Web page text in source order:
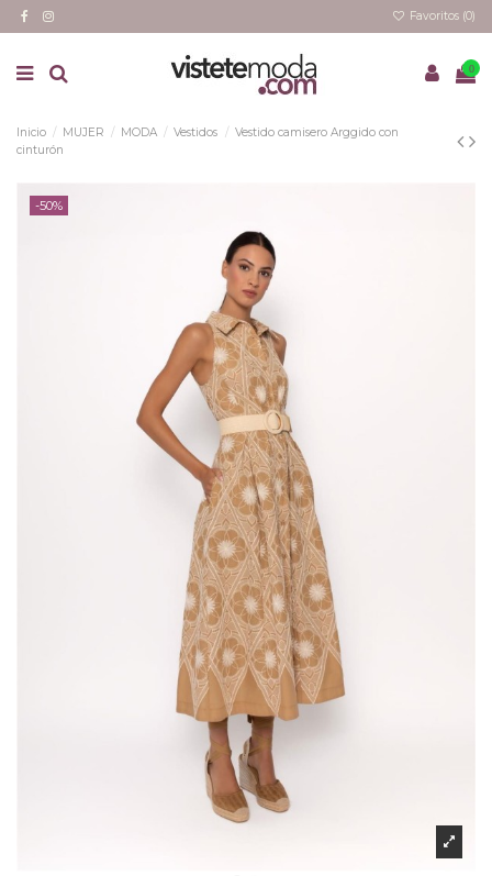
Favoritos (0)
0
Inicio MUJER MODA Vestidos
Vestido camisero Arggido con
cinturón
-50%